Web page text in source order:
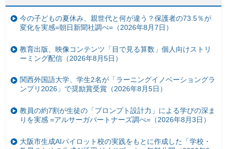
今の子どもの夏休み、親世代と何が違う？保護者の73.5％が
変化を実感=朝日新聞社調べ=（2026年8月7日）
教育出版、映像コンテンツ「目で見る算数」個人向けストリ
ーミング配信（2026年8月5日）
関西外国語大学、学生2名が「ラーニングイノベーショングラ
ンプリ2026」で奨励賞受賞（2026年8月5日）
教員の約7割が生徒の「プロンプト設計力」による学びの深ま
りを実感 =アルサーガパートナーズ調べ=（2026年8月3日）
大阪市生成AIパイロット校の実践をもとに作成した「学校・